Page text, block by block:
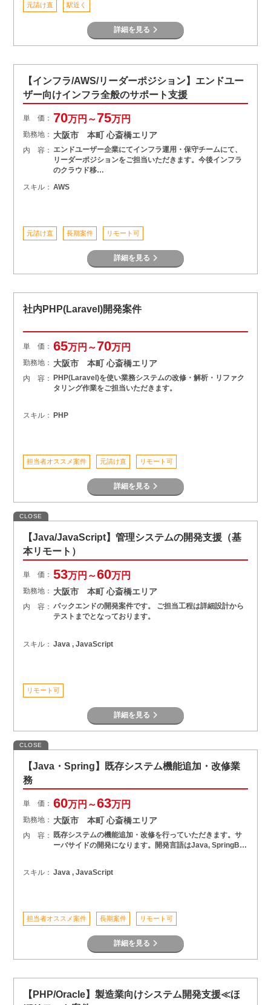
元請け直 駅近く
詳細を見る
【インフラ/AWS/リーダーポジション】エンドユー
ザー向けインフラ全般のサポート支援
単 価： 70万円～75万円
勤務地： 大阪市 本町 心斎橋エリア
内 容： エンドユーザー企業にてインフラ運用・保守チームにて、
リーダーポジションをご担当いただきます。今後インフラ
のクラウド移…
スキル： AWS
元請け直 長期案件 リモート可
詳細を見る
社内PHP(Laravel)開発案件
単 価： 65万円～70万円
勤務地： 大阪市 本町 心斎橋エリア
内 容：
PHP(Laravel)を使い業務システムの改修・解析・リファク
タリング作業をご担当いただきます。
スキル： PHP
担当者オススメ案件 元請け直 リモート可
詳細を見る
CLOSE
【Java/JavaScript】管理システムの開発支援（基
本リモート）
単 価： 53万円～60万円
勤務地： 大阪市 本町 心斎橋エリア
内 容： バックエンドの開発案件です。 ご担当工程は詳細設計から
テストまでとなっております。
スキル： Java , JavaScript
リモート可
詳細を見る
CLOSE
【Java・Spring】既存システム機能追加・改修業
務
単 価： 60万円～63万円
勤務地： 大阪市 本町 心斎橋エリア
内 容：
既存システムの機能追加・改修を行っていただきます。サ
ーバサイドの開発になります。開発言語はJava, SpringB…
スキル： Java , JavaScript
担当者オススメ案件 長期案件 リモート可
詳細を見る
【PHP/Oracle】製造業向けシステム開発支援≪ほ